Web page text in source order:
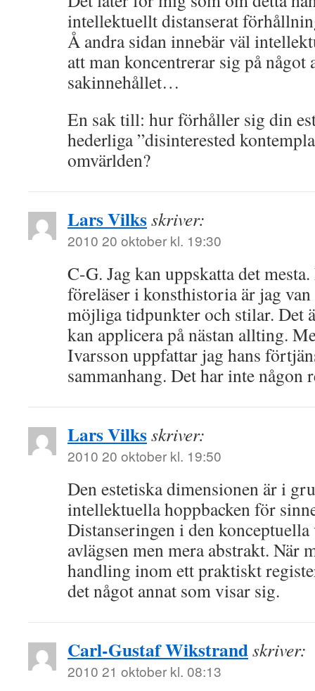
intellektuellt distanserat
Å andra sidan innebär väl
att man koncentrerar sig på något
sakinnehållet…
En sak till: hur förhåller sig din
hederliga ”disinterested
omvärlden?
Lars Vilksskriver:
2010 20 oktober kl. 19:30
C-G. Jag kan uppskatta det
föreläser i konsthistoria är jag
möjliga tidpunkter och stilar. Det
kan applicera på nästan allting.
Ivarsson uppfattar jag hans
sammanhang. Det har inte någon
Lars Vilksskriver:
2010 20 oktober kl. 19:50
Den estetiska dimensionen är i
intellektuella hoppbacken för
Distanseringen i den konceptuella
avlägsen men mera abstrakt. När
handling inom ett praktiskt
det något annat som visar sig.
Carl-Gustaf Wikstrandskriver:
2010 21 oktober kl. 08:13